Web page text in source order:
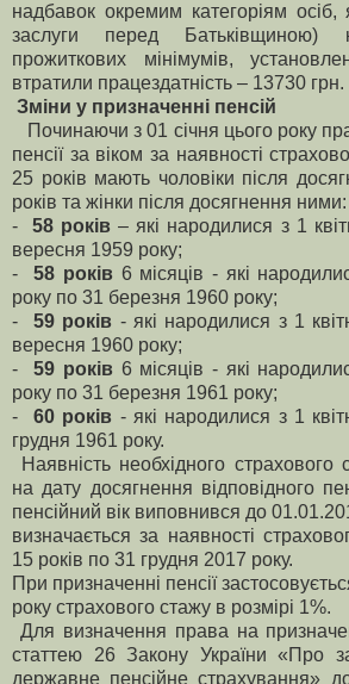
надбавок окремим категоріям осіб,
заслуги перед Батьківщиною)
прожиткових мінімумів,
втратили працездатність – 13730 грн.
Зміни у призначенні пенсій
Починаючи з 01 січня цього року
пенсії за віком за наявності
25 років мають чоловіки після
років та жінки після досягнення ними:
-58 років – які народилися з 1
вересня 1959 року;
-58 років 6 місяців - які
року по 31 березня 1960 року;
- 59 років - які народилися з 1
вересня 1960 року;
-
59 років 6 місяців - які
року по 31 березня 1961 року;
- 60 років - які народилися з 1
грудня 1961 року.
Наявність необхідного страхового
на дату досягнення відповідного
пенсійний вік виповнився до
визначається за наявності
15 років по 31 грудня 2017 року.
При призначенні пенсії
року страхового стажу в розмірі 1%.
Для визначення права на
статтею 26 Закону України «Про
державне пенсійне страхування»